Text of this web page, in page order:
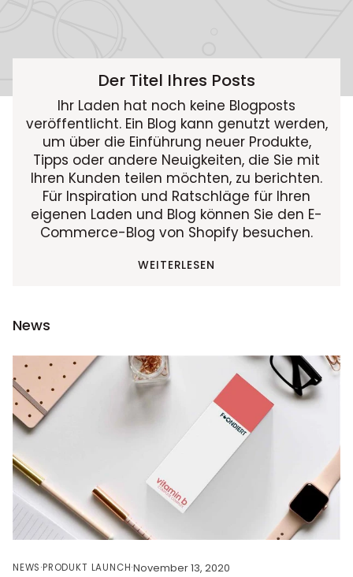
Der Titel Ihres Posts
Ihr Laden hat noch keine Blogposts
veröffentlicht. Ein Blog kann genutzt werden,
um über die Einführung neuer Produkte,
Tipps oder andere Neuigkeiten, die Sie mit
Ihren Kunden teilen möchten, zu berichten.
Für Inspiration und Ratschläge für Ihren
eigenen Laden und Blog können Sie den E-
Commerce-Blog von Shopify besuchen.
WEITERLESEN
News
NEWS PRODUKT LAUNCH November 13, 2020